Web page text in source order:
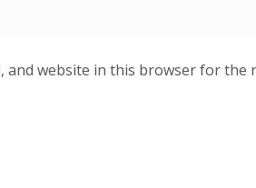
and website in this browser for the